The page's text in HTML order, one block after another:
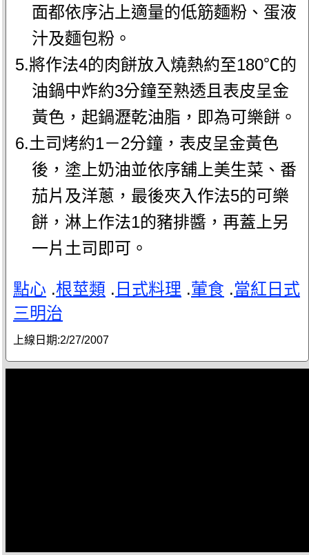
面都依序沾上適量的低筋麵粉、蛋液
汁及麵包粉。
5.將作法4的肉餅放入燒熱約至180℃的
油鍋中炸約3分鐘至熟透且表皮呈金
黃色，起鍋瀝乾油脂，即為可樂餅。
6.土司烤約1－2分鐘，表皮呈金黃色
後，塗上奶油並依序舖上美生菜、番
茄片及洋蔥，最後夾入作法5的可樂
餅，淋上作法1的豬排醬，再蓋上另
一片土司即可。
點心 .根莖類 . 日式料理 .葷食 .當紅日式
三明治
上線日期:2/27/2007